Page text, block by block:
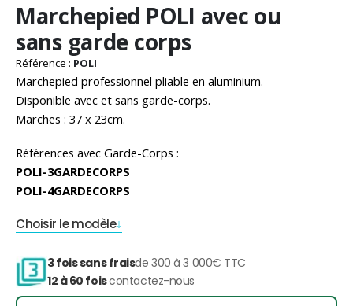
au
début
de
la
Galerie
d’images
Marchepied POLI avec ou
sans garde corps
Référence : POLI
Marchepied professionnel pliable en aluminium.
Disponible avec et sans garde-corps.
Marches : 37 x 23cm.
Références avec Garde-Corps :
POLI-3GARDECORPS
POLI-4GARDECORPS
Choisir le modèle
3 fois sans fraisde 300 à 3 000€ TTC
12 à 60 foiscontactez-nous